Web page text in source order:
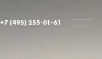
+7 (495) 255-01-61